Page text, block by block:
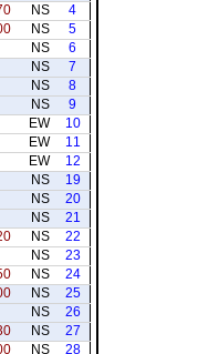
4
NS
5
NS
6
NS
7
NS
8
NS
9
NS
10
EW
11
EW
12
EW
19
NS
20
NS
21
NS
22
NS
23
NS
24
NS
25
NS
26
NS
27
NS
28
NS